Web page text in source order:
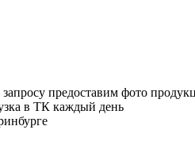
предоставим фото
в ТК каждый день